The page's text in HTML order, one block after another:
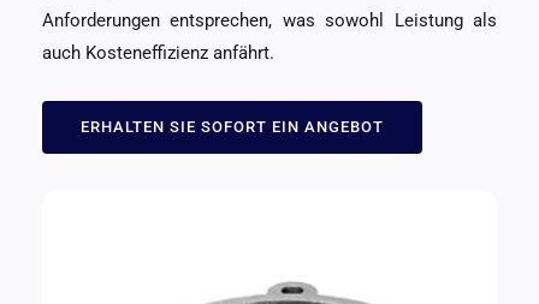
Anforderungen entsprechen, was sowohl Leistung als
auch Kosteneffizienz anfährt.
ERHALTEN SIE SOFORT EIN ANGEBOT